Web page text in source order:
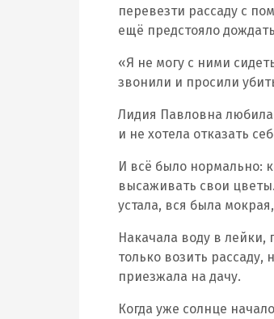
перевезти рассаду с
ещё предстояло
«Я не могу с ними
звонили и просили
Лидия Павловна
и не хотела отказать
И всё было нормально:
высаживать свои
устала, вся была
Накачала воду в лейки,
только возить
приезжала на дачу.
Когда уже солнце